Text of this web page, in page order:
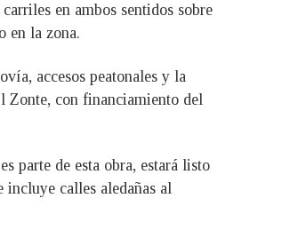
en ambos sentidos sobre
en la zona.
accesos peatonales y la
Zonte, con financiamiento del
parte de esta obra, estará listo
incluye calles aledañas al